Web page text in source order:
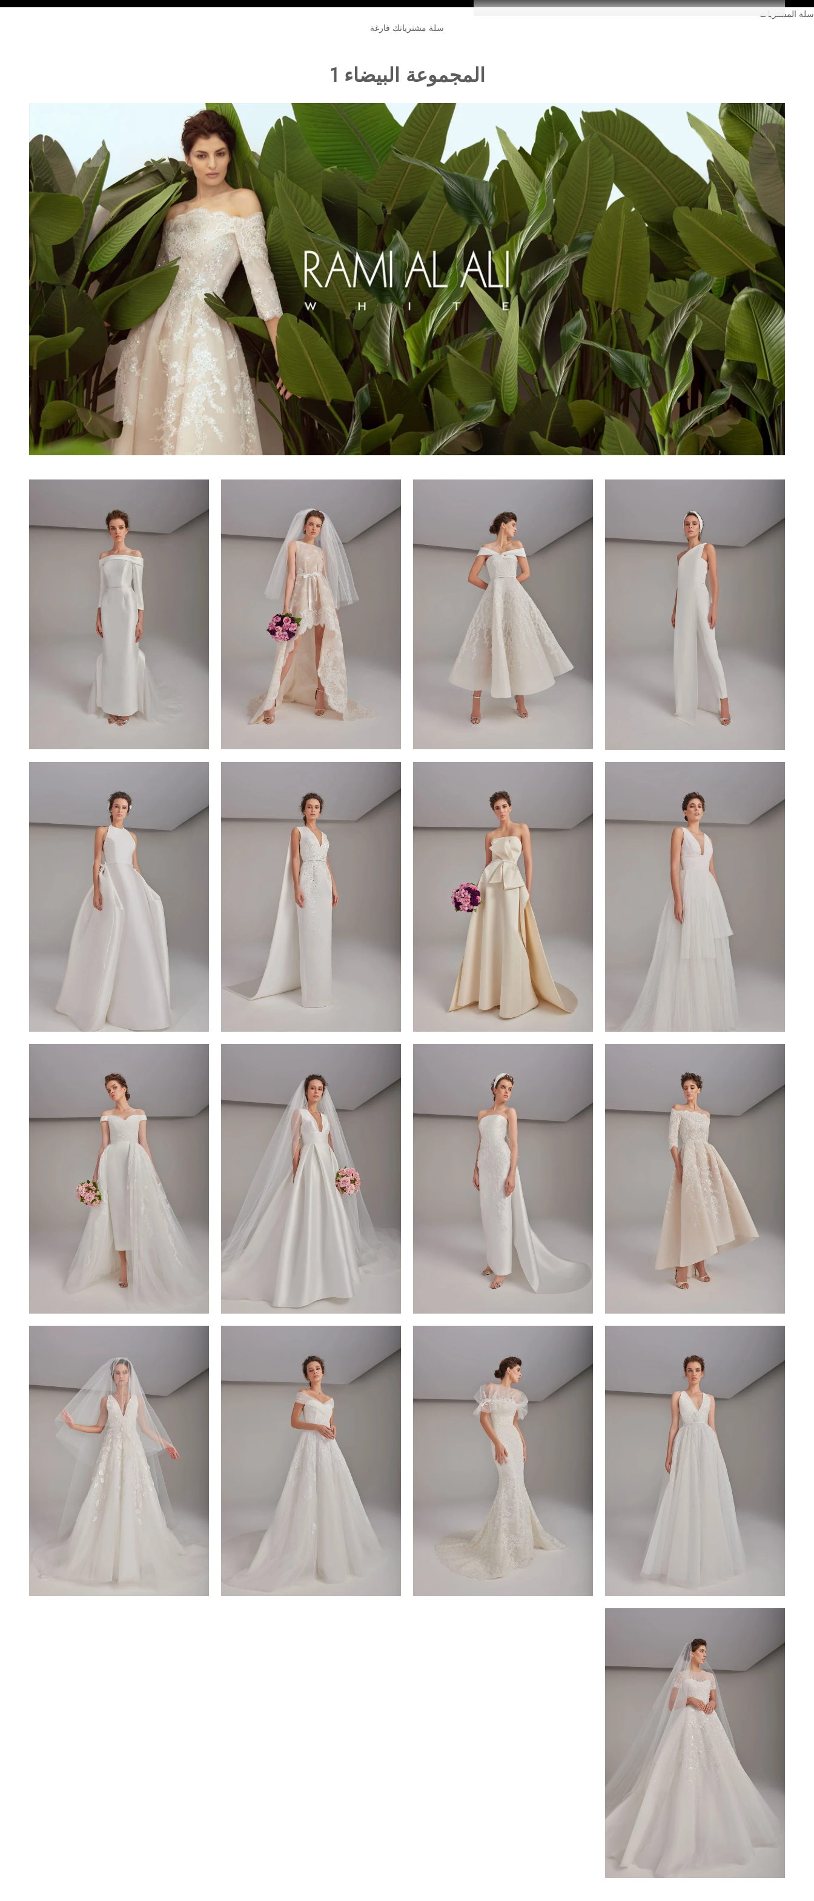
سلة المشتريات
سلة مشترياتك فارغة
المجموعة البيضاء 1